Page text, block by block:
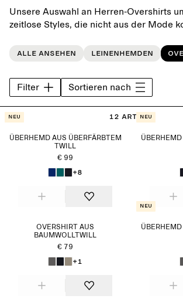
Unsere Auswahl an Herren-Overshirts
zeitlose Styles, die nicht aus der Mode
vielseitiges, modernes Modell in keinem
Alle ansehen Leinenhemden
Filter Sortieren nach
12 Artikel
Neu
ÜBERHEMD AUS ÜBERFÄRBTEM
TWILL
€ 99
+8
Neu
OVERSHIRT AUS
BAUMWOLLTWILL
€ 79
+1
Neu